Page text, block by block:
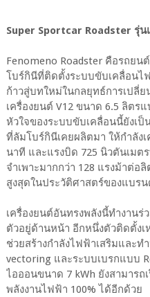
Super Sportcar Roadster รุ่น
Fenomeno Roadster คือรถย
โบร์กินีที่ติดตั้งระบบขับเคลื่อนไ
ก้าวสู่บทใหม่ในกลยุทธ์การเปลี่
เครื่องยนต์ V12 ขนาด 6.5 ลิตร
หัวใจของระบบขับเคลื่อนนี้ยังเป็
ที่ลัมโบร์กินีเคยผลิตมา ให้กำลัง
นาที และแรงบิด 725 นิวตันเมต
จำเพาะมากกว่า 128 แรงม้าต่อ
สูงสุดในประวัติศาสตร์ของแบรน
เครื่องยนต์อันทรงพลังนี้ทำงาน
ตัวอยู่ด้านหน้า อีกหนึ่งตัวติดตั้ง
ช่วยสร้างกำลังไฟฟ้าเสริมและท
vectoring และระบบเบรกแบบ
ไอออนขนาด 7 kWh ยังสามาร
พลังงานไฟฟ้า 100% ได้อีกด้วย